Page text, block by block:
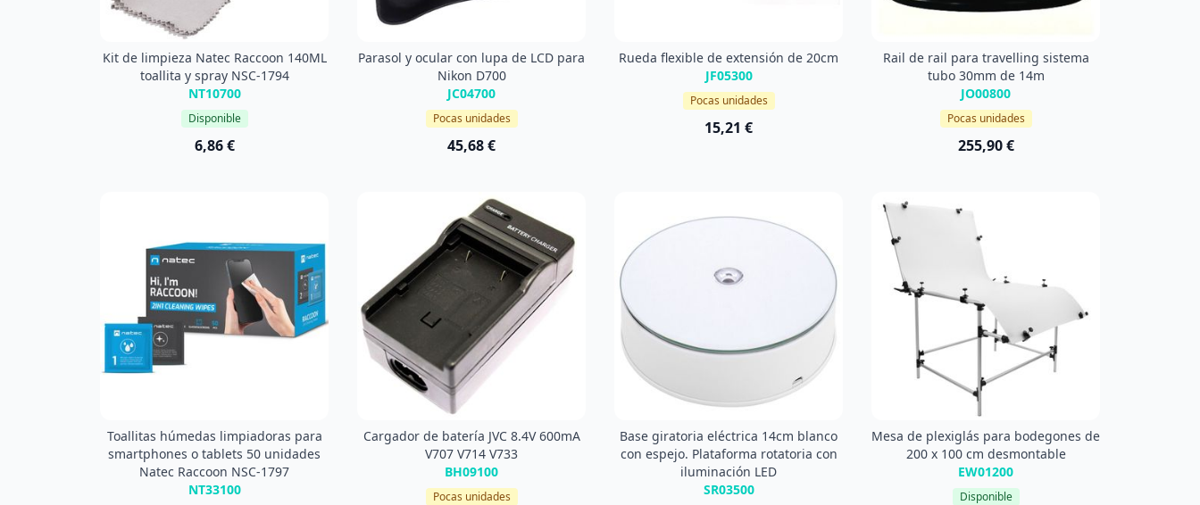
Kit de limpieza Natec Raccoon 140ML
toallita y spray NSC-1794
NT10700
Disponible
6,86 €
Parasol y ocular con lupa de LCD para
Nikon D700
JC04700
Pocas unidades
45,68 €
Rueda flexible de extensión de 20cm
JF05300
Pocas unidades
15,21 €
Rail de rail para travelling sistema
tubo 30mm de 14m
JO00800
Pocas unidades
255,90 €
Toallitas húmedas limpiadoras para
smartphones o tablets 50 unidades
Natec Raccoon NSC-1797
NT33100
Cargador de batería JVC 8.4V 600mA
V707 V714 V733
BH09100
Pocas unidades
Base giratoria eléctrica 14cm blanco
con espejo. Plataforma rotatoria con
iluminación LED
SR03500
Mesa de plexiglás para bodegones de
200 x 100 cm desmontable
EW01200
Disponible